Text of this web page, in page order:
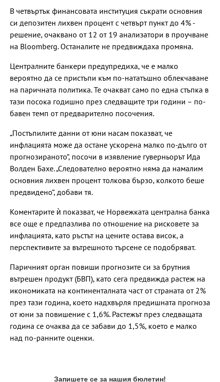
В четвъртък финансовата институция съкрати основния
си депозитен лихвен процент с четвърт пункт до 4% -
решение, очаквано от 12 от 19 анализатори в проучване
на Bloomberg. Останалите не предвиждаха промяна.
Централните банкери предупредиха, че е малко
вероятно да се пристъпи към по-нататъшно облекчаване
на паричната политика. Те очакват само по една стъпка в
тази посока годишно през следващите три години – по-
бавен темп от предварително посочения.
„Постъпилите данни от юни насам показват, че
инфлацията може да остане ускорена малко по-дълго от
прогнозираното“, посочи в изявление гуверньорът Ида
Волден Бахе. „Следователно вероятно няма да намалим
основния лихвен процент толкова бързо, колкото беше
предвидено“, добави тя.
Коментарите ѝ показват, че Норвежката централна банка
все още е предпазлива по отношение на рисковете за
инфлацията, като ръстът на цените остава висок, а
перспективите за вътрешното търсене се подобряват.
Паричният орган повиши прогнозите си за брутния
вътрешен продукт (БВП), като сега предвижда растеж на
икономиката на континенталната част от страната от 2%
през тази година, което надхвърля предишната прогноза
от юни за повишение с 1,6%. Растежът през следващата
година се очаква да се забави до 1,5%, което е малко
над по-ранните оценки.